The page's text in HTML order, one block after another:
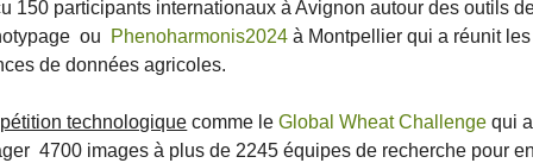
150 participants internationaux à Avignon autour des outils
ou Phenoharmonis2024 à Montpellier qui a réunit
de données agricoles.
technologique comme leGlobal Wheat Challenge qui
4700 images à plus de 2245 équipes de recherche pour